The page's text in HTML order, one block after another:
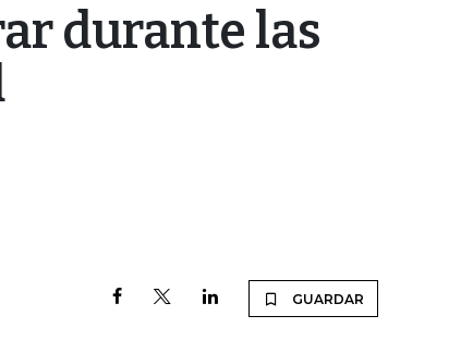
durante las
GUARDAR